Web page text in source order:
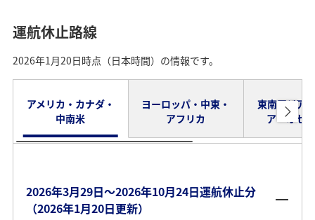
* ウクライナ情勢に鑑み、一部の便を欠航とさせていただ
発、到着時間の変更が発生する場合や他空港を経由する
場合がございます。
* 「⇒」は行き先を表します。
航日
* 「⇒」は行き先を表します。
路線 便名
NH879 毎日運航
NH889 毎日運航
* 「⇒」は行き先を表します。
路線 便名
NH961 毎日運航
NH963 毎日運航
運航休止路線
2026年1月20日時点（日本時間）の情報です。
アメリカ・カナダ・
中南米
ヨーロッパ・中東・
アフリカ
東南アジア
ア・オセ
2026年3月29日～2026年10月24日運航休止分
（2026年1月20日更新）